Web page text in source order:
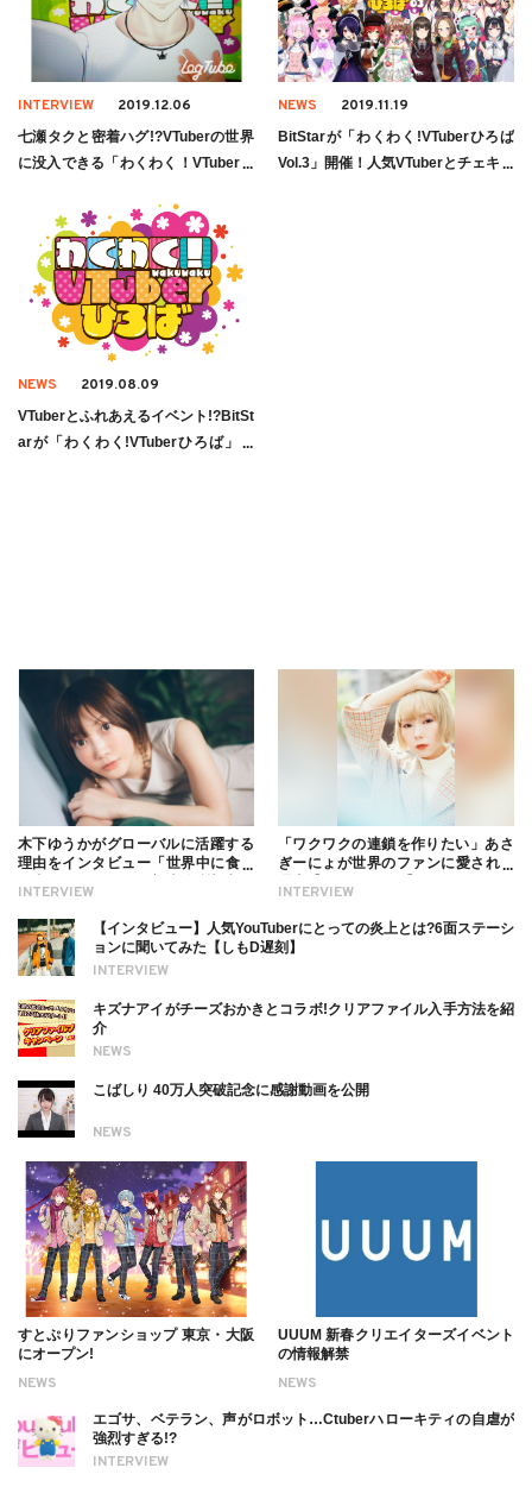
INTERVIEW 2019.12.06
七瀬タクと密着ハグ!?VTuberの世界
に没入できる「わくわく！VTuberひ
NEWS 2019.11.19
BitStarが「わくわく!VTuberひろば
Vol.3」開催！人気VTuberとチェキや
NEWS 2019.08.09
VTuberとふれあえるイベント!?BitSt
arが「わくわく!VTuberひろば」を
INTERVIEW
木下ゆうかがグローバルに活躍する
理由をインタビュー「世界中に食べ
ついても
INTERVIEW
「ワクワクの連鎖を作りたい」あさ
ぎーにょが世界のファンに愛される
INTERVIEW
【インタビュー】人気YouTuberにとっての炎上とは?6面ステーシ
ョンに聞いてみた【しもD遅刻】
NEWS
キズナアイがチーズおかきとコラボ!クリアファイル入手方法を紹
介
NEWS
こばしり 40万人突破記念に感謝動画を公開
NEWS
すとぷりファンショップ 東京・大阪
にオープン!
NEWS
UUUM 新春クリエイターズイベント
の情報解禁
INTERVIEW
エゴサ、ベテラン、声がロボット…Ctuberハローキティの自虐が
強烈すぎる!?